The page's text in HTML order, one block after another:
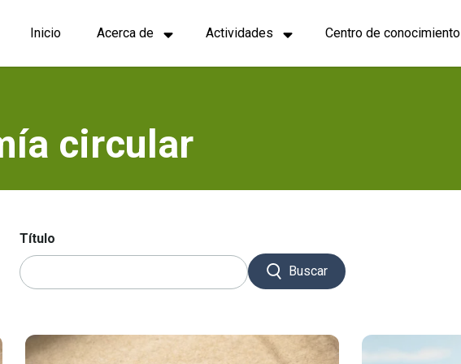
Navegación
Inicio Acerca de Actividades Centro de conocimiento
circular
Título
Buscar